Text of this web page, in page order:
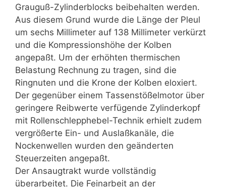
Grauguß-Zylinderblocks beibehalten werden.
Aus diesem Grund wurde die Länge der Pleul
um sechs Millimeter auf 138 Millimeter verkürzt
und die Kompressionshöhe der Kolben
angepaßt. Um der erhöhten thermischen
Belastung Rechnung zu tragen, sind die
Ringnuten und die Krone der Kolben eloxiert.
Der gegenüber einem Tassenstößelmotor über
geringere Reibwerte verfügende Zylinderkopf
mit Rollenschlepphebel-Technik erhielt zudem
vergrößerte Ein- und Auslaßkanäle, die
Nockenwellen wurden den geänderten
Steuerzeiten angepaßt.
Der Ansaugtrakt wurde vollständig
überarbeitet. Die Feinarbeit an der